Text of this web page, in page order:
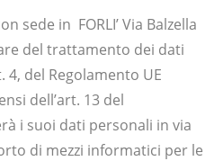
sede in FORLI’ Via Balzella
del trattamento dei dati
4, del Regolamento UE
dell’art. 13 del
i suoi dati personali in via
di mezzi informatici per le